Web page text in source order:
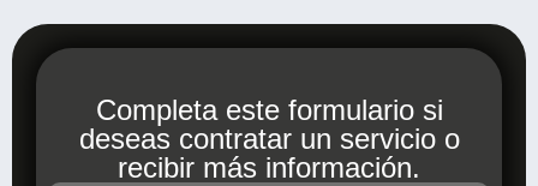
Completa este formulario si
deseas contratar un servicio o
recibir más información.